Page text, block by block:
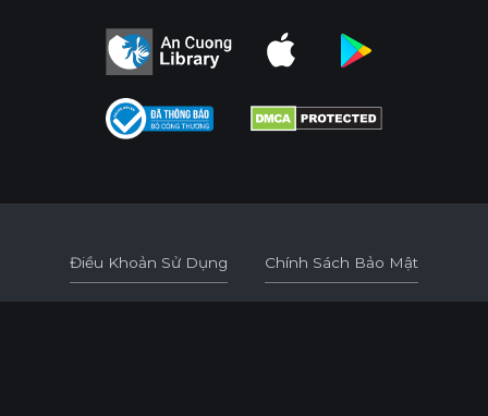
Điều Khoản Sử Dụng
Điều Khoản Sử Dụng
Chính Sách Bảo Mật
Chính Sách Bảo Mật